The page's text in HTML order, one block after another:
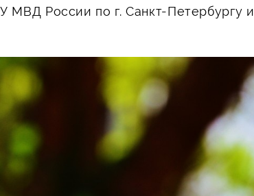
МВД России по г. Санкт-Петербургу и